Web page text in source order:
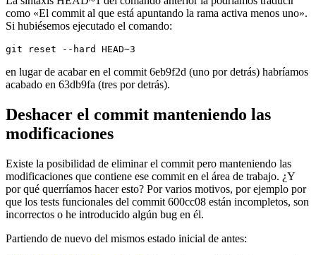
como «El commit al que está apuntando la rama activa menos uno».
Si hubiésemos ejecutado el comando:
git reset --hard HEAD~3
en lugar de acabar en el commit 6eb9f2d (uno por detrás) habríamos
acabado en 63db9fa (tres por detrás).
Deshacer el commit manteniendo las
modificaciones
Existe la posibilidad de eliminar el commit pero manteniendo las
modificaciones que contiene ese commit en el área de trabajo. ¿Y
por qué querríamos hacer esto? Por varios motivos, por ejemplo por
que los tests funcionales del commit 600cc08 están incompletos, son
incorrectos o he introducido algún bug en él.
Partiendo de nuevo del mismos estado inicial de antes: